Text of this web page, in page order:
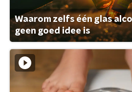
Waarom zelfs één glas
geen goed idee is